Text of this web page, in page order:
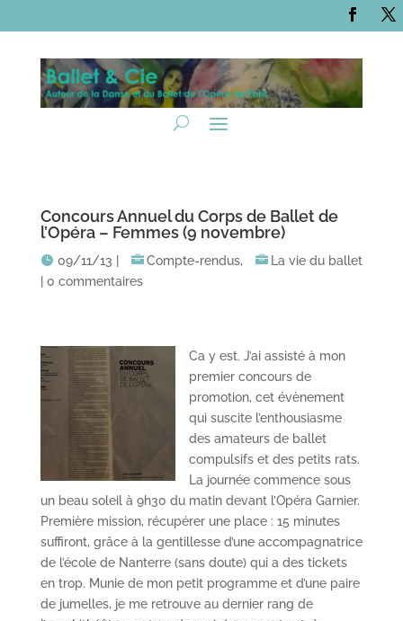
Concours Annuel du Corps de Ballet de
l’Opéra – Femmes (9 novembre)
09/11/13 Compte-rendus,
La vie du ballet
0 commentaires
Ca y est. J’ai assisté à mon
premier concours de
promotion, cet évènement
qui suscite l’enthousiasme
des amateurs de ballet
compulsifs et des petits rats.
La journée commence sous
un beau soleil à 9h30 du matin devant l’Opéra Garnier.
Première mission, récupérer une place : 15 minutes
suffiront, grâce à la gentillesse d’une accompagnatrice
de l’école de Nanterre (sans doute) qui a des tickets
en trop. Munie de mon petit programme et d’une paire
de jumelles, je me retrouve au dernier rang de